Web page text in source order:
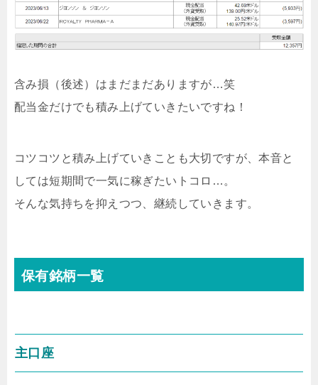
含み損（後述）はまだまだありますが…笑
配当金だけでも積み上げていきたいですね！
コツコツと積み上げていきことも大切ですが、本音と
しては短期間で一気に稼ぎたいトコロ…。
そんな気持ちを抑えつつ、継続していきます。
保有銘柄一覧
主口座